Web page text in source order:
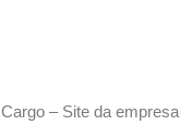
– Site da empresa